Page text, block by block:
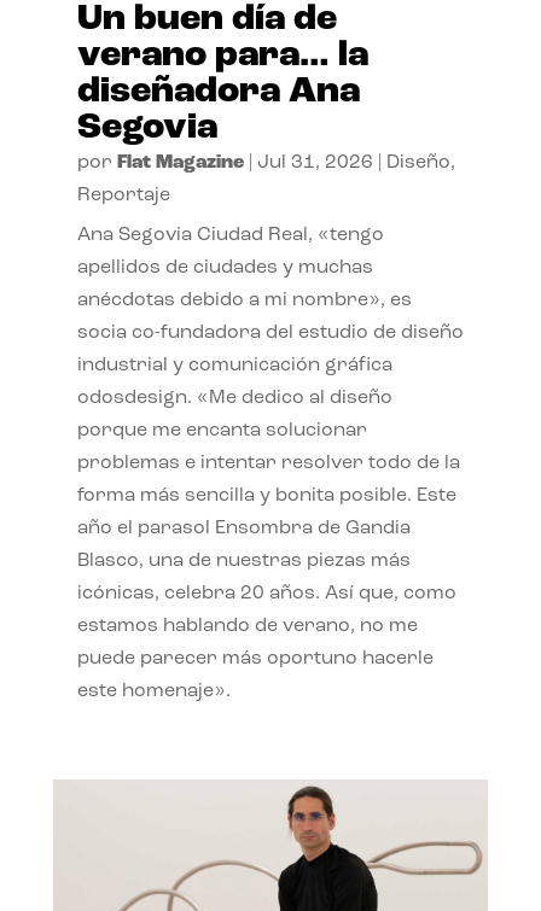
Un buen día de
verano para… la
diseñadora Ana
Segovia
por Flat Magazine| Jul 31, 2026 Diseño,
Reportaje
Ana Segovia Ciudad Real, «tengo
apellidos de ciudades y muchas
anécdotas debido a mi nombre», es
socia co-fundadora del estudio de diseño
industrial y comunicación gráfica
odosdesign. «Me dedico al diseño
porque me encanta solucionar
problemas e intentar resolver todo de la
forma más sencilla y bonita posible. Este
año el parasol Ensombra de Gandia
Blasco, una de nuestras piezas más
icónicas, celebra 20 años. Así que, como
estamos hablando de verano, no me
puede parecer más oportuno hacerle
este homenaje».